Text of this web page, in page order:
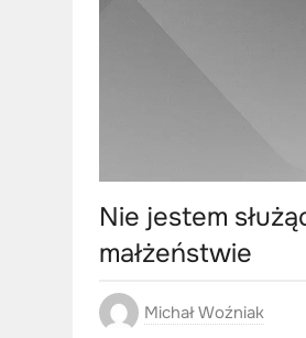
Nie jestem
małżeństwie
Michał Woźniak